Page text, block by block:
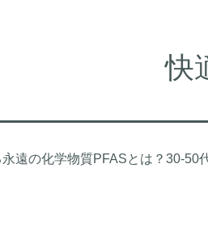
快
遠の化学物質PFASとは？30-50